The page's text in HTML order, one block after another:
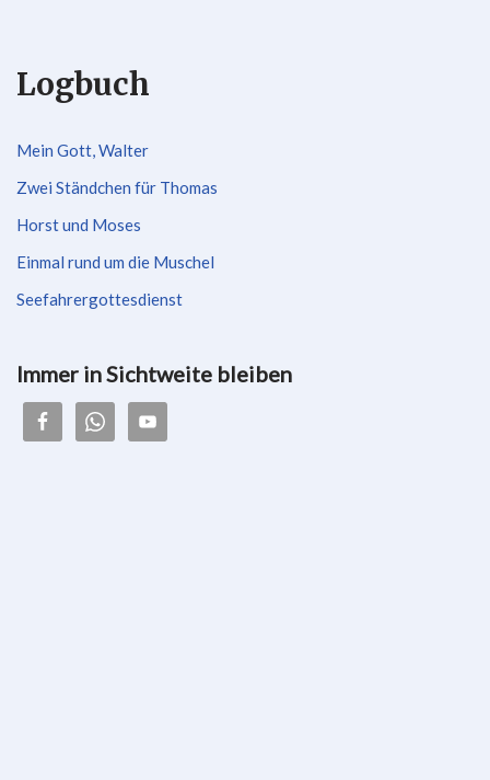
Logbuch
Mein Gott, Walter
Zwei Ständchen für Thomas
Horst und Moses
Einmal rund um die Muschel
Seefahrergottesdienst
Immer in Sichtweite bleiben